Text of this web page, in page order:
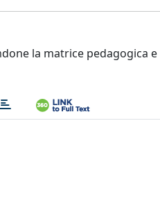
la matrice pedagogica